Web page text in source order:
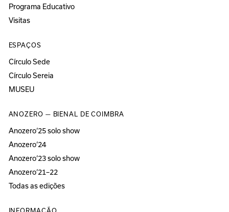
Programa Educativo
Visitas
ESPAÇOS
Círculo Sede
Círculo Sereia
MUSEU
ANOZERO — BIENAL DE COIMBRA
Anozero‘25 solo show
Anozero‘24
Anozero‘23 solo show
Anozero‘21–22
Todas as edições